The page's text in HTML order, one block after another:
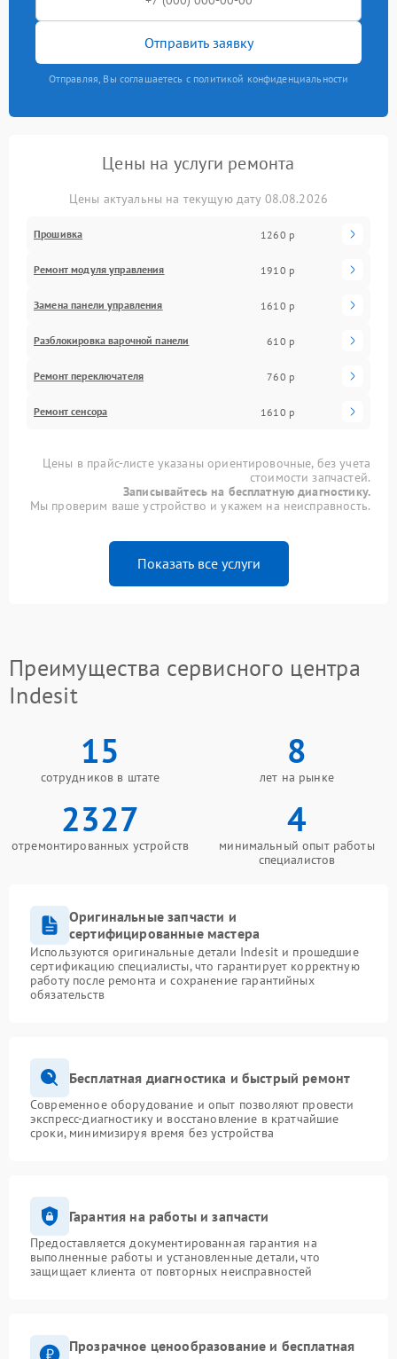
Отправить заявку
Отправляя, Вы соглашаетесь с политикой конфиденциальности
Цены на услуги ремонта
Цены актуальны на текущую дату 08.08.2026
Прошивка 1260 р
Ремонт модуля управления 1910 р
Замена панели управления 1610 р
Разблокировка варочной панели 610 р
Ремонт переключателя 760 р
Ремонт сенсора 1610 р
Цены в прайс-листе указаны ориентировочные, без учета
стоимости запчастей.
Записывайтесь на бесплатную диагностику.
Мы проверим ваше устройство и укажем на неисправность.
Показать все услуги
Преимущества сервисного центра
Indesit
15
сотрудников в штате
8
лет на рынке
2327
отремонтированных устройств
4
минимальный опыт работы
специалистов
Оригинальные запчасти и
сертифицированные мастера
Используются оригинальные детали Indesit и прошедшие
сертификацию специалисты, что гарантирует корректную
работу после ремонта и сохранение гарантийных
обязательств
Бесплатная диагностика и быстрый ремонт
Современное оборудование и опыт позволяют провести
экспресс-диагностику и восстановление в кратчайшие
сроки, минимизируя время без устройства
Гарантия на работы и запчасти
Предоставляется документированная гарантия на
выполненные работы и установленные детали, что
защищает клиента от повторных неисправностей
Прозрачное ценообразование и бесплатная